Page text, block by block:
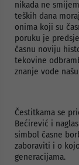
nikada ne
teških dana
onima koji su
poruku je
časnu noviju
tekovine
znanje vode
Čestitkama se
Bećirević i
simbol časne
zaboraviti i o
generacijama.